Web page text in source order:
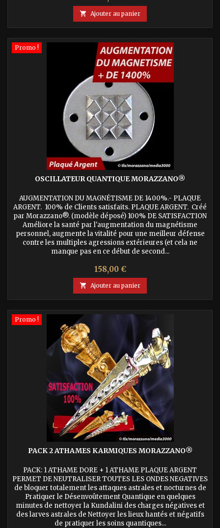
 Ajouter au panier
Promo !
OSCILLATEUR QUANTIQUE MORAZZANO®
AUGMENTATION DU MAGNÉTISME DE 1400%.- PLAQUE
ARGENT. 100% de Clients satisfaits. PLAQUE ARGENT. Créé
par Morazzano®. (modèle déposé) 100% DE SATISFACTION
Améliore la santé par l'augmentation du magnétisme
personnel, augmente la vitalité pour une meilleur défense
contre les multiples agressions extérieures (et cela ne
manque pas en ce début de second...
Prix
158,00 €
 Ajouter au panier
Promo !
PACK 2 ATHAMES KARMIQUES MORAZZANO®
PACK: 1 ATHAME DORE + 1 ATHAME PLAQUE ARGENT
PERMET DE NEUTRALISER TOUTES LES ONDES NEGATIVES
de bloquer totalement les attaques astrales et nocturnes de
Pratiquer le Désenvoûtement Quantique en quelques
minutes de nettoyer la Kundalini des charges négatives et
des larves astrales de Nettoyer les lieux hantés et négatifs
de pratiquer les soins quantiques...